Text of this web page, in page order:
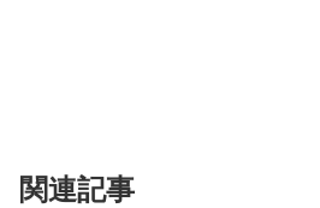
関連記事